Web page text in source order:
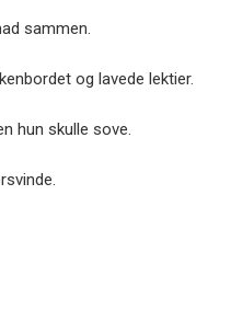
sammen.
og lavede lektier.
hun skulle sove.